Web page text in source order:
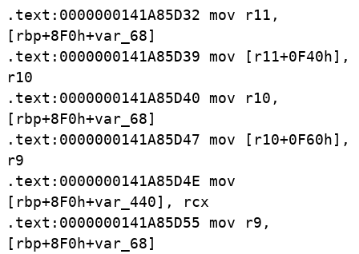
. text: 0000000141A85D32 mov
r11,
[ rbp+8F0h+var_ 68]
. text: 0000000141A85D39 mov [ r11+0F40h],
r10
. text: 0000000141A85D40 mov
r10,
[ rbp+8F0h+var_ 68]
. text: 0000000141A85D47 mov [ r10+0F60h],
r9
. text: 0000000141A85D4E mov
[ rbp+8F0h+var_ 440],
rcx
. text: 0000000141A85D55 mov
r9,
[ rbp+8F0h+var_ 68]